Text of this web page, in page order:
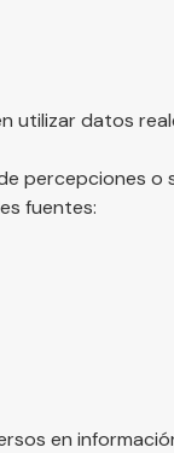
utilizar datos
percepciones
fuentes:
en